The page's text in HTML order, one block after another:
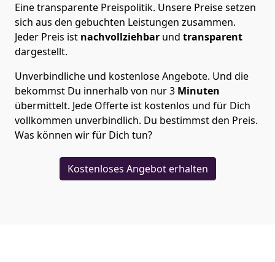
Eine transparente Preispolitik. Unsere Preise setzen
sich aus den gebuchten Leistungen zusammen.
Jeder Preis ist nachvollziehbar und transparent
dargestellt.
Unverbindliche und kostenlose Angebote. Und die
bekommst Du innerhalb von nur3 Minuten
übermittelt. Jede Offerte ist kostenlos und für Dich
vollkommen unverbindlich. Du bestimmst den Preis.
Was können wir für Dich tun?
Kostenloses Angebot erhalten